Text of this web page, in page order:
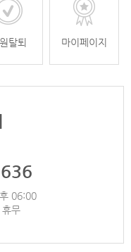
탈퇴 마이페이지
06:00
무